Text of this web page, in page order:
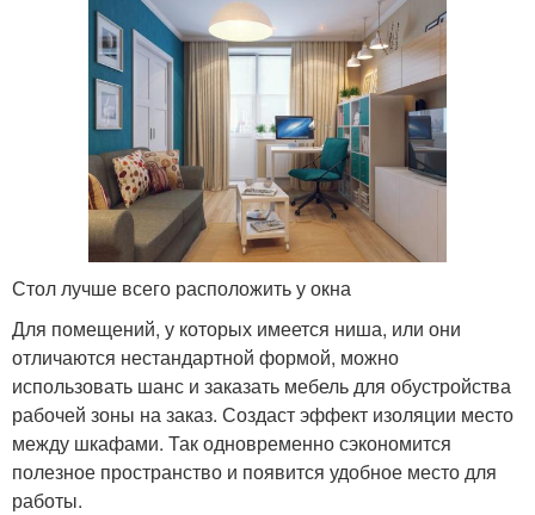
Стол лучше всего расположить у окна
Для помещений, у которых имеется ниша, или они
отличаются нестандартной формой, можно
использовать шанс и заказать мебель для обустройства
рабочей зоны на заказ. Создаст эффект изоляции место
между шкафами. Так одновременно сэкономится
полезное пространство и появится удобное место для
работы.